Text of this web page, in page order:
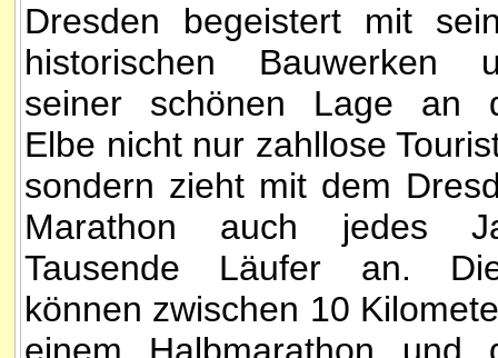
Dresden begeistert mit
historischen Bauwerken
seiner schönen Lage an
Elbe nicht nur zahllose
sondern zieht mit dem
Marathon auch jedes
Tausende Läufer an.
können zwischen 10